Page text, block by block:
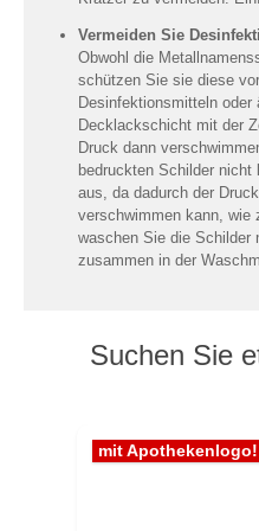
Vermeiden Sie
Obwohl die
schützen Sie sie diese
Desinfektionsmitteln
Decklackschicht mit der
Druck dann
bedruckten Schilder nicht
aus, da dadurch der
verschwimmen kann, wie
waschen Sie die Schilder
zusammen in der
Suchen Sie
mit Apothekenlogo!